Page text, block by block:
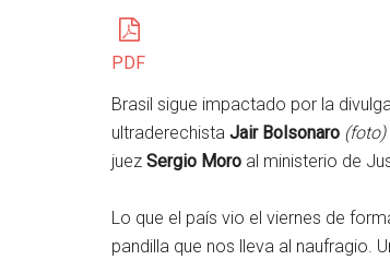
PDF
Brasil sigue impactado por la
ultraderechista Jair Bolsonaro (foto)
juez Sergio Moro al ministerio de
Lo que el país vio el viernes de
pandilla que nos lleva al naufragio.